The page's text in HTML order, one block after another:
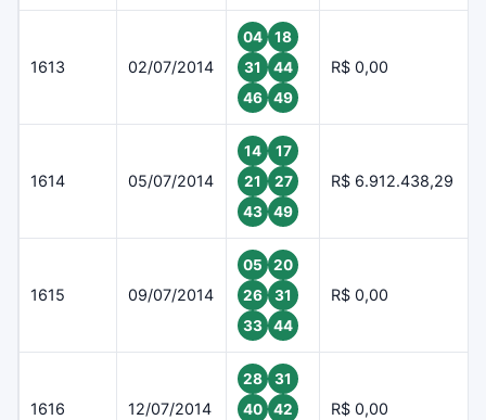
1613 02/07/2014
04
18
31
44
46
49
R$ 0,00
1614 05/07/2014
14
17
21
27
43
49
R$ 6.912.438,29
1615 09/07/2014
05
20
26
31
33
44
R$ 0,00
1616 12/07/2014
28
31
40
42
R$ 0,00